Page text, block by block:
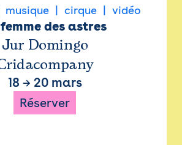
musique cirque vidéo
des astres
Jur Domingo
18 → 20 mars
Réserver